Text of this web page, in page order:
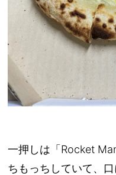
一押しは「Rocket
ちもっちしていて、